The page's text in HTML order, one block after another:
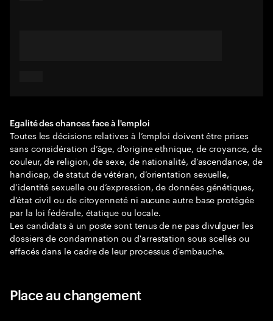
Egalité des chances face à l'emploi
Toutes les décisions relatives à l’emploi doivent être prises
sans considération d’âge, d'origine ethnique, de croyance, de
couleur, de religion, de sexe, de nationalité, d’ascendance, de
handicap, de statut de vétéran, d’orientation sexuelle,
d’identité sexuelle ou d’expression, de données génétiques,
d’état civil ou de citoyenneté ni aucune autre base protégée
par la loi fédérale, étatique ou locale.
Les candidats à un poste sont tenus de ne pas divulguer les
dossiers de condamnation ou d'arrestation sous scellés ou
effacés dans le cadre de leur processus d'embauche.
Place au changement